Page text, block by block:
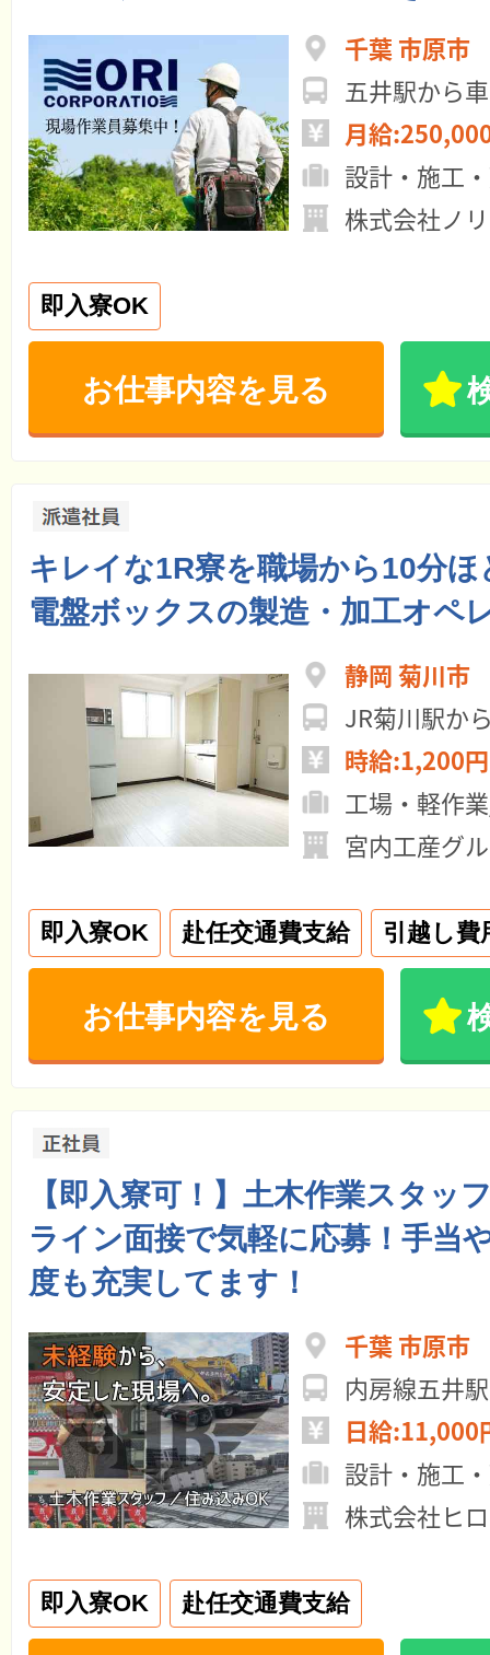
千葉 市原市
五井駅から
月給
設計・施工
株式会社ノ
即入寮OK
お仕事内容を見る
キレイな1R寮を職場から10分
電盤ボックスの製造・加工オペ
静岡 菊川市
JR菊川駅か
時給:1,200
工場・軽作
宮内工産グ
即入寮OK 赴任交通費支給 引越し費
お仕事内容を見る
【即入寮可！】土木作業スタッ
ライン面接で気軽に応募！手当
度も充実してます！
千葉 市原市
内房線五井
日給:11,000
設計・施工
株式会社ヒ
即入寮OK 赴任交通費支給